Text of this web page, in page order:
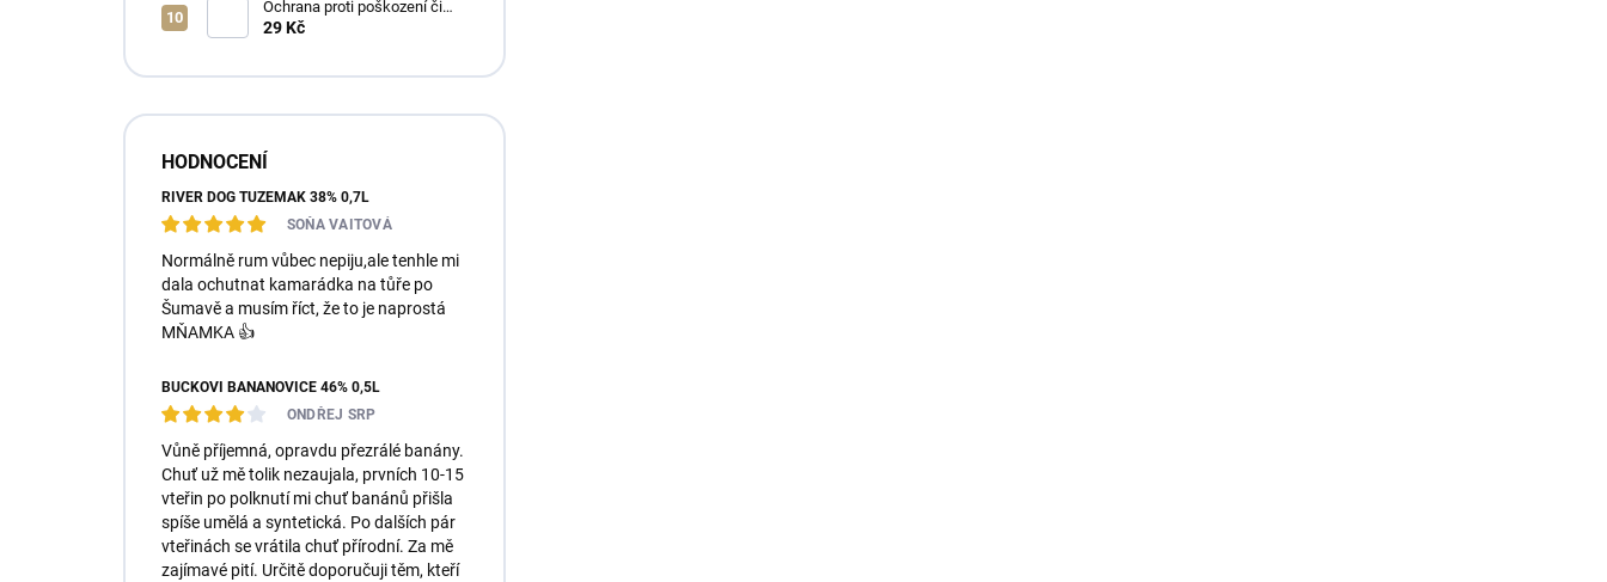
Ochrana proti poškození či
ztrátě
29 Kč
HODNOCENÍ
RIVER DOG TUZEMÁK 38% 0,7L
SOŇA VAITOVÁ
Normálně rum vůbec nepiju,ale tenhle mi
dala ochutnat kamarádka na tůře po
Šumavě a musím říct, že to je naprostá
MŇAMKA 👍
BUČKOVI BANÁNOVICE 46% 0,5L
ONDŘEJ SRP
Vůně příjemná, opravdu přezrálé banány.
Chuť už mě tolik nezaujala, prvních 10-15
vteřin po polknutí mi chuť banánů přišla
spíše umělá a syntetická. Po dalších pár
vteřinách se vrátila chuť přírodní. Za mě
zajímavé pití. Určitě doporučuji těm, kteří